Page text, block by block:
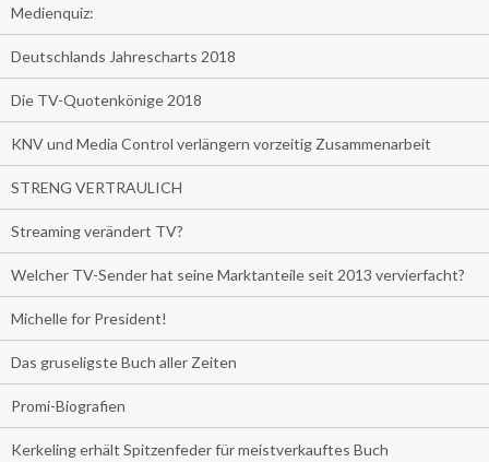
Medienquiz:
Deutschlands Jahrescharts 2018
Die TV-Quotenkönige 2018
KNV und Media Control verlängern vorzeitig Zusammenarbeit
STRENG VERTRAULICH
Streaming verändert TV?
Welcher TV-Sender hat seine Marktanteile seit 2013 vervierfacht?
Michelle for President!
Das gruseligste Buch aller Zeiten
Promi-Biografien
Kerkeling erhält Spitzenfeder für meistverkauftes Buch